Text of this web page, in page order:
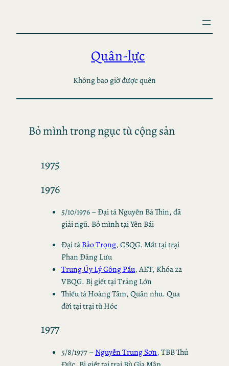
content
Quân-lực
Không bao giờ được quên
Bỏ mình trong ngục tù cộng sản
1975
1976
5/10/1976 – Đại tá Nguyễn Bá Thìn, đã
giải ngũ. Bỏ mình tại Yên Bái
Đại táBảo Trọng, CSQG. Mất tại trại
Phan Đăng Lưu
Trung Úy Lý Công Pẩu, AET, Khóa 22
VBQG. Bị giết tại Trảng Lớn
Thiếu tá Hoàng Tâm, Quân nhu. Qua
đời tại trại tù Hóc
1977
5/8/1977 –Nguyễn Trung Sơn, TBB Thủ